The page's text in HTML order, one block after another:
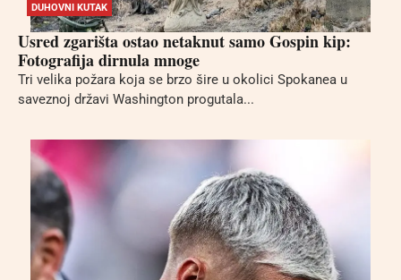
DUHOVNI KUTAK
Usred zgarišta ostao netaknut samo Gospin kip:
Fotografija dirnula mnoge
Tri velika požara koja se brzo šire u okolici Spokanea u
saveznoj državi Washington progutala...